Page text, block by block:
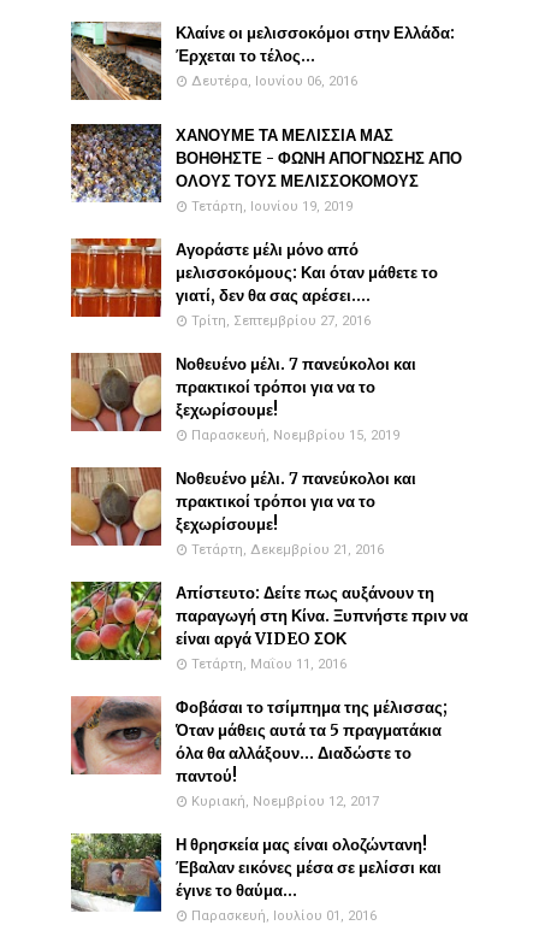
Κλαίνε οι μελισσοκόμοι στην Ελλάδα:
Έρχεται το τέλος...
Δευτέρα, Ιουνίου 06, 2016
ΧΑΝΟΥΜΕ ΤΑ ΜΕΛΙΣΣΙΑ ΜΑΣ
ΒΟΗΘΗΣΤΕ - ΦΩΝΗ ΑΠΟΓΝΩΣΗΣ ΑΠΟ
ΟΛΟΥΣ ΤΟΥΣ ΜΕΛΙΣΣΟΚΟΜΟΥΣ
Τετάρτη, Ιουνίου 19, 2019
Αγοράστε μέλι μόνο από
μελισσοκόμους: Και όταν μάθετε το
γιατί, δεν θα σας αρέσει....
Τρίτη, Σεπτεμβρίου 27, 2016
Νοθευένο μέλι. 7 πανεύκολοι και
πρακτικοί τρόποι για να το
ξεχωρίσουμε!
Παρασκευή, Νοεμβρίου 15, 2019
Νοθευένο μέλι. 7 πανεύκολοι και
πρακτικοί τρόποι για να το
ξεχωρίσουμε!
Τετάρτη, Δεκεμβρίου 21, 2016
Απίστευτο: Δείτε πως αυξάνουν τη
παραγωγή στη Κίνα. Ξυπνήστε πριν να
είναι αργά VIDEO ΣΟΚ
Τετάρτη, Μαΐου 11, 2016
Φοβάσαι το τσίμπημα της μέλισσας;
Όταν μάθεις αυτά τα 5 πραγματάκια
όλα θα αλλάξουν... Διαδώστε το
παντού!
Κυριακή, Νοεμβρίου 12, 2017
Η θρησκεία μας είναι ολοζώντανη!
Έβαλαν εικόνες μέσα σε μελίσσι και
έγινε το θαύμα...
Παρασκευή, Ιουλίου 01, 2016